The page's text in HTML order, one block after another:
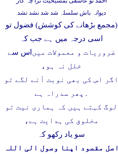
دیوانہ باش سلسلہ شد شد نشد نشد
(مجمع بڑھانے کی کوشش) فضول تو
اسی درجہ میں ہے جب کہ
اس سے ضروریات و معمولات میں
خلل نہ ہو،
اگر اس کی بھی نوبت آنے لگے تو
پھر سدراہ ہے ۔
لوگ کہتے ہیں کہ ہماری نیت تو
مخلوق کی ہدایت ہے،
سو یاد رکھو کہ
اصل مقصود اپنا وصول الی اللہ